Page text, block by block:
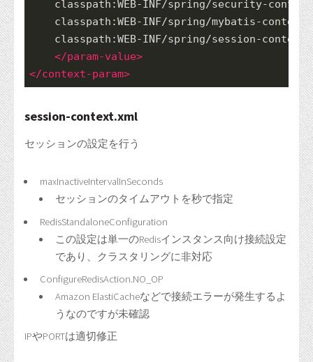
classpath:WEB-INF/spring/security-
classpath:WEB-INF/spring/mybatis-
classpath:WEB-INF/spring/session-
</param-value>
</context-param>
session-context.xml
セッションの設定を行う
maxInactiveIntervalInSeconds
セッションのタイムアウトを秒で指定
RedisStandaloneConfiguration
この設定は単一のRedisインスタンス向け接続設定
であり、クラスタリングに非対応
ConfigureRedisAction.NO_OP
Amazon ElastiCacheなどで接続エラーが発生するよ
うなのですが未確認
IPやPORTは適切修正